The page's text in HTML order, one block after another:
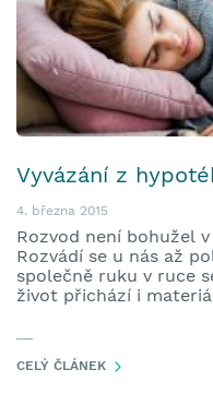
Vyvázání z
4. března 2015
Rozvod není bohužel
Rozvádí se u nás až
společně ruku v ruce
život přichází i
CELÝ ČLÁNEK